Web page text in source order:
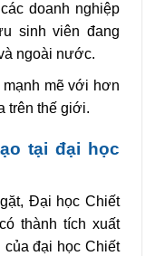
doanh nghiệp
sinh viên đang
ngoài nước.
mẽ với hơn
trên thế giới.
tại đại học
Đại học Chiết
thành tích xuất
đại học Chiết